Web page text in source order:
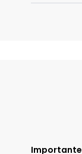
Importante